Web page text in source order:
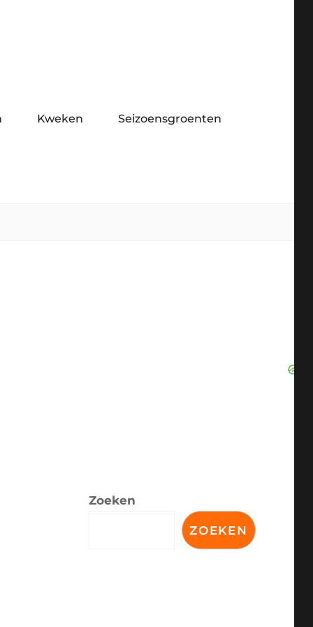
Kweken Seizoensgroenten
Zoeken
ZOEKEN